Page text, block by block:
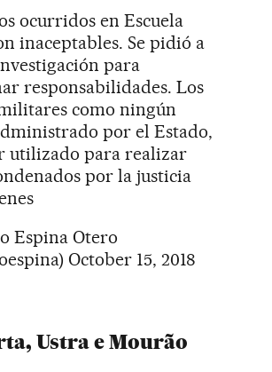
ocurridos en Escuela
inaceptables. Se pidió a
para
responsabilidades. Los
como ningún
por el Estado,
utilizado para realizar
por la justicia
Espina Otero
October 15, 2018
Ustra e Mourão